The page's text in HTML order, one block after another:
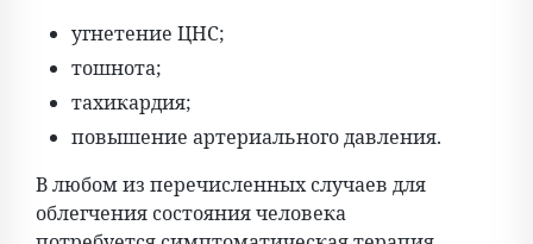
угнетение ЦНС;
тошнота;
тахикардия;
повышение артериального давления.
В любом из перечисленных случаев для
облегчения состояния человека